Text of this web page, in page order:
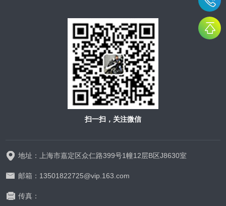
扫一扫，关注微信
地址：上海市嘉定区众仁路399号1幢12层B区J8630室
邮箱：13501822725@vip.163.com
传真：